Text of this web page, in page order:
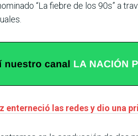
“La fiebre de los 90s” a
enterneció las redes y dio una